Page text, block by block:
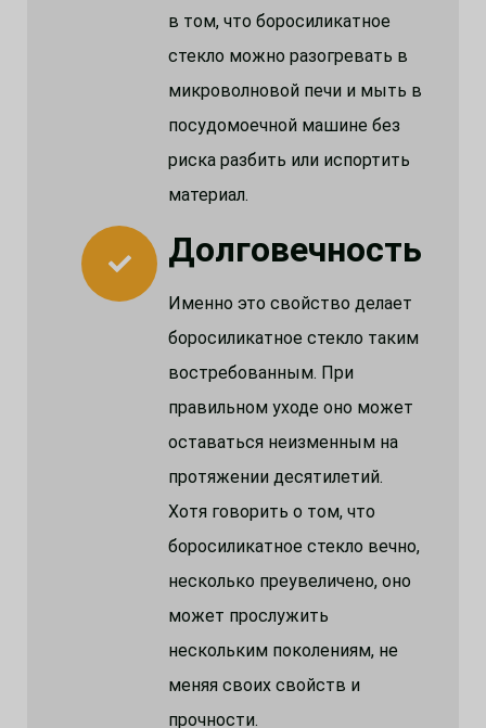
в том, что боросиликатное
стекло можно разогревать в
микроволновой печи и мыть в
посудомоечной машине без
риска разбить или испортить
материал.
Долговечность
Именно это свойство делает
боросиликатное стекло таким
востребованным. При
правильном уходе оно может
оставаться неизменным на
протяжении десятилетий.
Хотя говорить о том, что
боросиликатное стекло вечно,
несколько преувеличено, оно
может прослужить
нескольким поколениям, не
меняя своих свойств и
прочности.